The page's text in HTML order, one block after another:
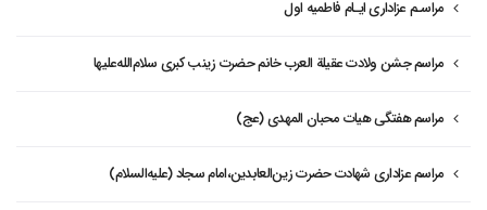
مراسـم عزاداری ایـام فاطمیه اول
مراسم جشن ولادت عقیلة العرب خانم حضرت زینب کبری سلام‌الله‌علیها
مراسم هفتگی هیات محبان المهدی (عج)
مراسم عزاداری شهادت حضرت زین‌العابدین،امام سجاد (علیه‌السلام)